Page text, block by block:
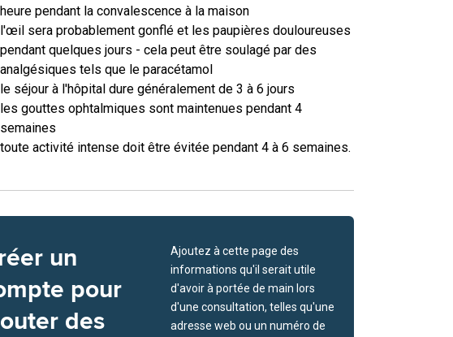
heure pendant la convalescence à la maison
l'œil sera probablement gonflé et les paupières douloureuses
pendant quelques jours - cela peut être soulagé par des
analgésiques tels que le paracétamol
le séjour à l'hôpital dure généralement de 3 à 6 jours
les gouttes ophtalmiques sont maintenues pendant 4
semaines
toute activité intense doit être évitée pendant 4 à 6 semaines.
un
pour
des
Ajoutez à cette page des
informations qu'il serait utile
d'avoir à portée de main lors
d'une consultation, telles qu'une
adresse web ou un numéro de